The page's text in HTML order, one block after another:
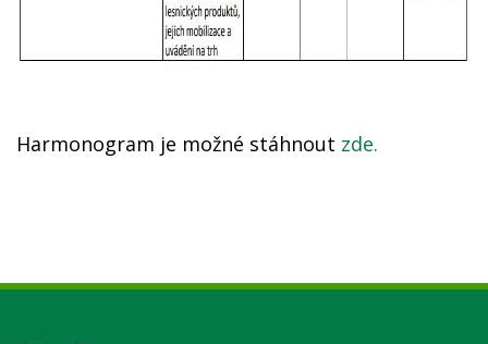
Harmonogram je možné stáhnout zde.